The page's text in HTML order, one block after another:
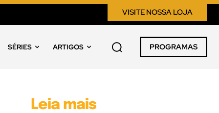
VISITE NOSSA LOJA
SÉRIES ARTIGOS PROGRAMAS
Leia mais